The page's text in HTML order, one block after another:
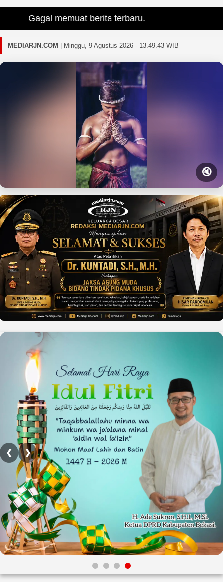
Gagal memuat berita terbaru.
MEDIARJN.COM Minggu, 9 Agustus 2026 - 13.49.45 WIB
🔇
❮ ❯
Skip